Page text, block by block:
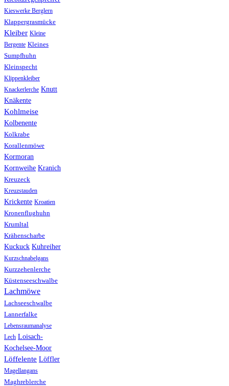
Kieswerke Berglern
Klappergrasmücke
Kleiber Kleine
Bergente Kleines
Sumpfhuhn
Kleinspecht
Klippenkleiber
Knackerlerche Knutt
Knäkente
Kohlmeise
Kolbenente
Kolkrabe
Korallenmöwe
Kormoran
Kornweihe Kranich
Kreuzeck
Kreuzstauden
Krickente Kroatien
Kronenflughuhn
Krumltal
Krähenscharbe
Kuckuck Kuhreiher
Kurzschnabelgans
Kurzzehenlerche
Küstenseeschwalbe
Lachmöwe
Lachseeschwalbe
Lannerfalke
Lebensraumanalyse
Lech Loisach-
Kochelsee-Moor
Löffelente Löffler
Magellangans
Maghreblerche